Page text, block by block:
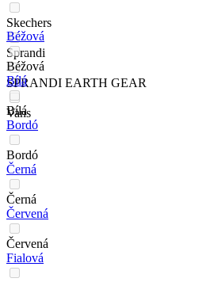
Skechers
Sprandi
SPRANDI EARTH GEAR
Vans
Béžová
Béžová
Bílá
Bílá
Bordó
Bordó
Černá
Černá
Červená
Červená
Fialová